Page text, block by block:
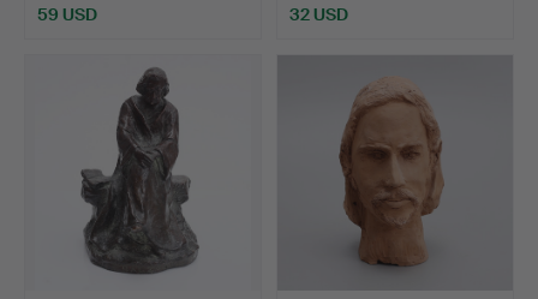
59 USD 32 USD